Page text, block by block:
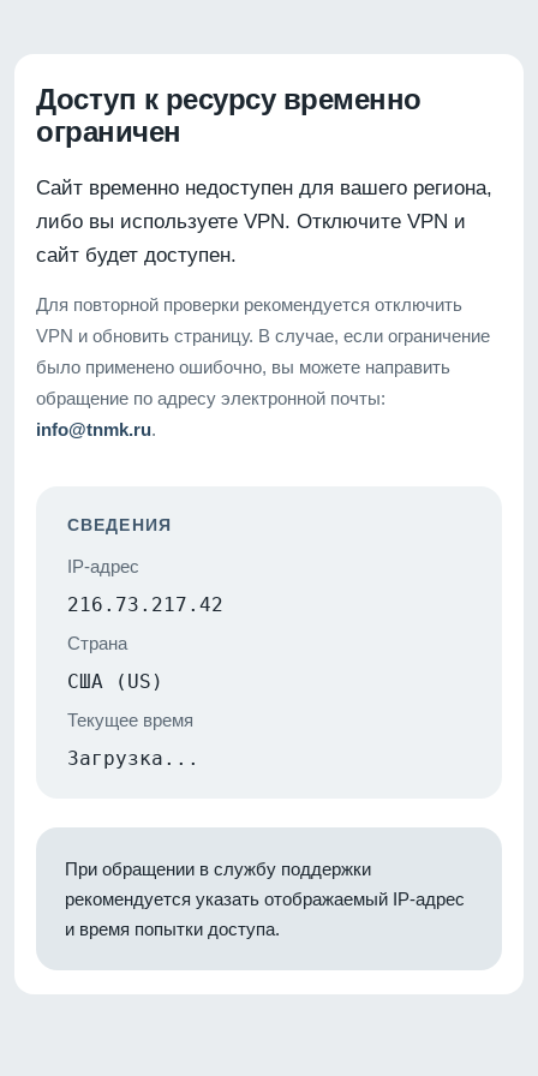
Доступ к ресурсу временно
ограничен
Сайт временно недоступен для вашего региона,
либо вы используете VPN. Отключите VPN и
сайт будет доступен.
Для повторной проверки рекомендуется отключить
VPN и обновить страницу. В случае, если ограничение
было применено ошибочно, вы можете направить
обращение по адресу электронной почты:
info@tnmk.ru.
СВЕДЕНИЯ
IP-адрес
216.73.217.42
Страна
США (US)
Текущее время
Загрузка...
При обращении в службу поддержки
рекомендуется указать отображаемый IP-адрес
и время попытки доступа.